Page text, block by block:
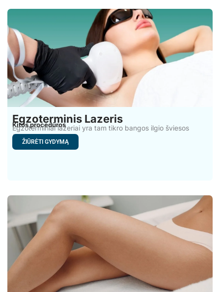
Egzoterminis Lazeris
Kitos procedūros
Egzoterminiai lazeriai yra tam tikro bangos ilgio šviesos
šaltiniai kuri
ŽIŪRĖTI GYDYMĄ